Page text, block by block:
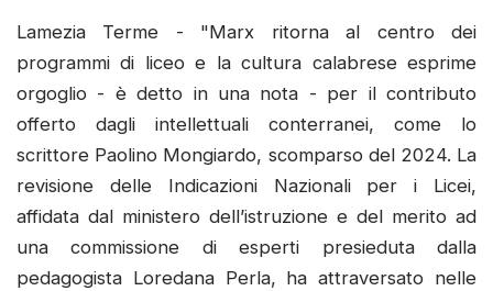
Lamezia Terme - "Marx ritorna al centro dei
programmi di liceo e la cultura calabrese esprime
orgoglio - è detto in una nota - per il contributo
offerto dagli intellettuali conterranei, come lo
scrittore Paolino Mongiardo, scomparso del 2024. La
revisione delle Indicazioni Nazionali per i Licei,
affidata dal ministero dell’istruzione e del merito ad
una commissione di esperti presieduta dalla
pedagogista Loredana Perla, ha attraversato nelle